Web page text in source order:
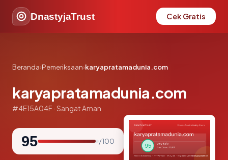
DnastyjaTrust Cek Gratis
Beranda›Pemeriksaan›karyapratamadunia.com
karyapratamadunia.com
#4E15A04F · Sangat Aman
95 / 100